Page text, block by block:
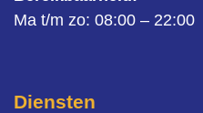
Ma t/m zo: 08:00 – 22:00
Diensten